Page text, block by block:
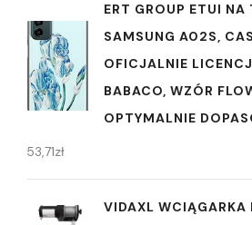
ERT GROUP ETUI NA
SAMSUNG A02S,
OFICJALNIE
BABACO, WZÓR
OPTYMALNIE
53,71zł
VIDAXL WCIĄGARKA